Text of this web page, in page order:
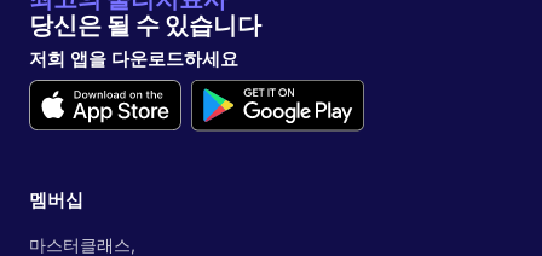
당신은 될 수 있습니다
저희 앱을 다운로드하세요
멤버십
마스터클래스,